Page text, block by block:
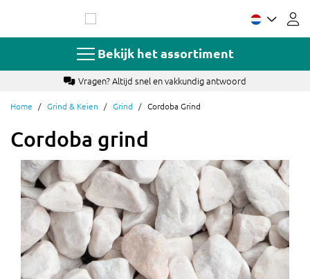
de
Bekijk het assortiment
Betaal met o.a. Ideal, creditcard of achteraf
Home Grind & Keien Grind Cordoba Grind
Cordoba grind